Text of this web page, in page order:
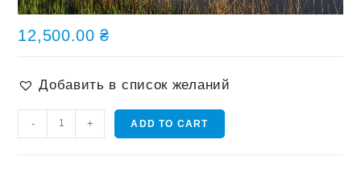
12,500.00₴
Добавить в список желаний
на
- + ADD TO CART